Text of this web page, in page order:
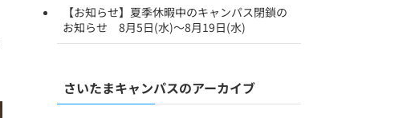
【お知らせ】夏季休暇中のキャンパス閉鎖の
お知らせ 8月5日(水)～8月19日(水)
さいたまキャンパスのアーカイブ